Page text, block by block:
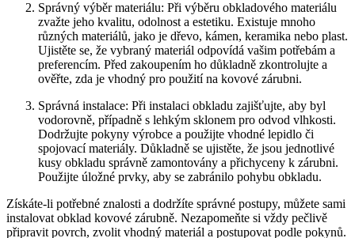
Správný výběr materiálu: Při výběru obkladového materiálu
zvažte jeho kvalitu, odolnost a estetiku. Existuje mnoho
různých materiálů, jako je dřevo, kámen, keramika nebo plast.
Ujistěte se, že vybraný materiál odpovídá vašim potřebám a
preferencím. Před zakoupením ho důkladně zkontrolujte a
ověřte, zda je vhodný pro použití na kovové zárubni.
Správná instalace: Při instalaci obkladu zajišťujte, aby byl
vodorovně, případně s lehkým sklonem pro odvod vlhkosti.
Dodržujte pokyny výrobce a použijte vhodné lepidlo či
spojovací materiály. Důkladně se ujistěte, že jsou jednotlivé
kusy obkladu správně zamontovány a přichyceny k zárubni.
Použijte úložné prvky, aby se zabránilo pohybu obkladu.
Získáte-li potřebné znalosti a dodržíte správné postupy, můžete sami
instalovat obklad kovové zárubně. Nezapomeňte si vždy pečlivě
připravit povrch, zvolit vhodný materiál a postupovat podle pokynů.